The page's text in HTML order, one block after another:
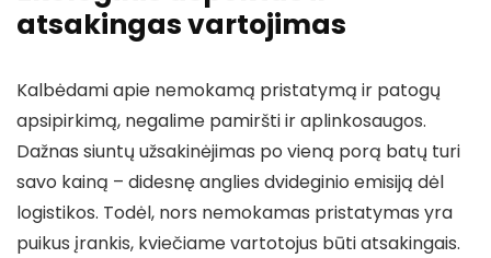
atsakingas vartojimas
Kalbėdami apie nemokamą pristatymą ir patogų
apsipirkimą, negalime pamiršti ir aplinkosaugos.
Dažnas siuntų užsakinėjimas po vieną porą batų turi
savo kainą – didesnę anglies dvideginio emisiją dėl
logistikos. Todėl, nors nemokamas pristatymas yra
puikus įrankis, kviečiame vartotojus būti atsakingais.